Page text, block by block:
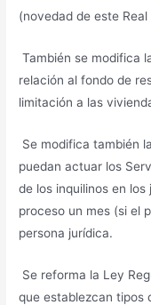
(novedad de este
También se modifica
relación al fondo de
limitación a las
Se modifica también
puedan actuar los
de los inquilinos en
proceso un mes (si el
persona jurídica.
Se reforma la Ley
que establezcan tipos